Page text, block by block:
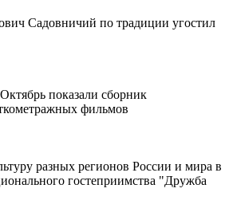
Садовничий по традиции угостил
показали сборник
фильмов
разных регионов России и мира в
гостеприимства "Дружба